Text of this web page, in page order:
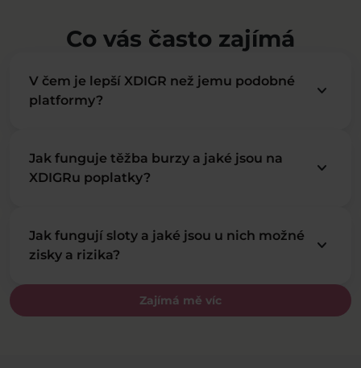
Co vás často zajímá
Zajímá mě víc
V čem je lepší XDIGR než jemu podobné
platformy?
keyboard_arrow_down
Jak funguje těžba burzy a jaké jsou na
XDIGRu poplatky?
keyboard_arrow_down
Jak fungují sloty a jaké jsou u nich možné
zisky a rizika?
keyboard_arrow_down